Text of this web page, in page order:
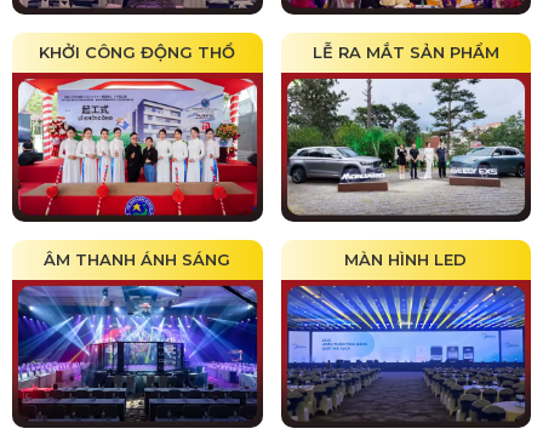
KHỞI CÔNG ĐỘNG THỔ LỄ RA MẮT SẢN PHẨM
ÂM THANH ÁNH SÁNG MÀN HÌNH LED